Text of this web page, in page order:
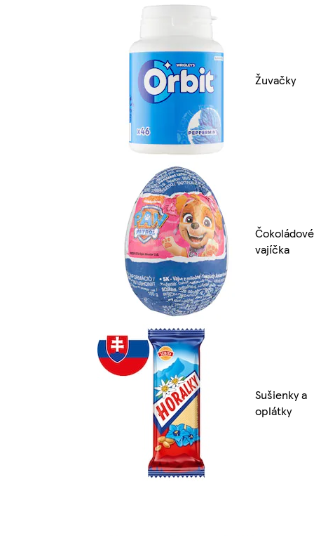
Žuvačky
Čokoládové
vajíčka
Sušienky a
oplátky